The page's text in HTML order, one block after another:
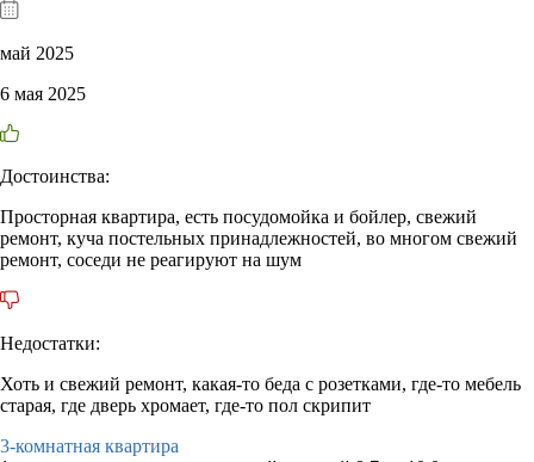
май 2025
6 мая 2025
Достоинства:
Просторная квартира, есть посудомойка и бойлер, свежий
ремонт, куча постельных принадлежностей, во многом свежий
ремонт, соседи не реагируют на шум
Недостатки:
Хоть и свежий ремонт, какая-то беда с розетками, где-то мебель
старая, где дверь хромает, где-то пол скрипит
3-комнатная квартира